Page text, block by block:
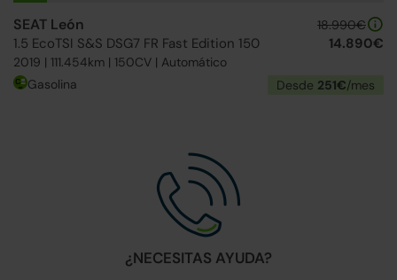
SEAT León
1.5 EcoTSI S&S DSG7 FR Fast Edition 150
2019 | 111.454km | 150CV | Automático
18.990€
14.890€
Gasolina Desde 251€/mes
¿NECESITAS AYUDA?